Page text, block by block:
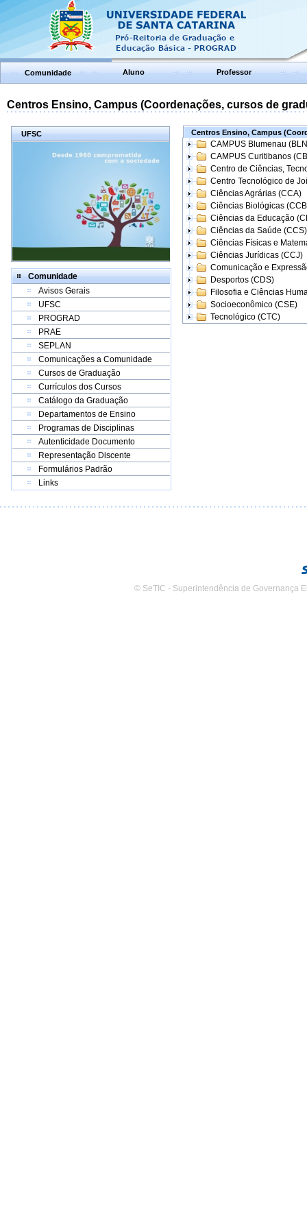
Comunidade Aluno Professor
Centros Ensino, Campus (Coordenações, cursos de
UFSC
Comunidade
Avisos Gerais
UFSC
PROGRAD
PRAE
SEPLAN
Comunicações a Comunidade
Cursos de Graduação
Currículos dos Cursos
Catálogo da Graduação
Departamentos de Ensino
Programas de Disciplinas
Autenticidade Documento
Representação Discente
Formulários Padrão
Links
Centros Ensino, Campus
CAMPUS Blumenau
CAMPUS Curitibanos
Centro de Ciências,
Centro Tecnológico de
Ciências Agrárias (CCA)
Ciências Biológicas
Ciências da Educação
Ciências da Saúde (CCS)
Ciências Físicas e
Ciências Jurídicas (CCJ)
Comunicação e
Desportos (CDS)
Filosofia e Ciências
Socioeconômico (CSE)
Tecnológico (CTC)
© SeTIC - Superintendência de Governança